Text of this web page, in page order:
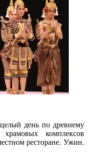
день по древнему
комплексов
ресторане. Ужин.